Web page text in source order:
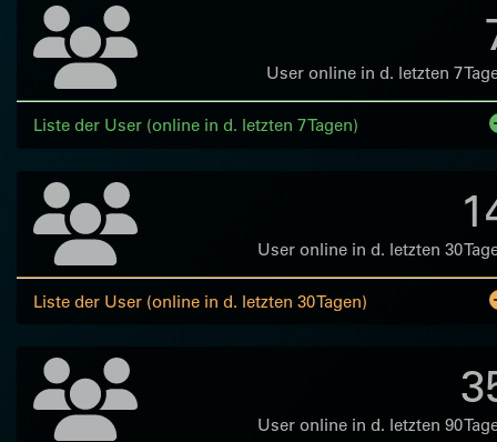
User online in d. letzten 7
Liste der User (online in d. letzten 7 Tagen)
User online in d. letzten 30
Liste der User (online in d. letzten 30 Tagen)
User online in d. letzten 90